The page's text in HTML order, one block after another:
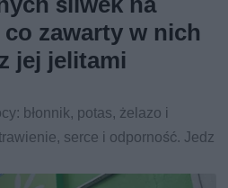
zawarty w nich
jej jelitami
błonnik, potas, żelazo i
serce i odporność. Jedz